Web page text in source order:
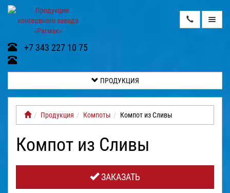
+7 343 227 10 75
ВИДЕОГАЛЕРЕЯ
КОНТАКТЫ
ДОСТАВКА
ПРОДУКЦИЯ
Продукция Компоты Компот из Сливы
Компот из Сливы
ЗАКАЗАТЬ